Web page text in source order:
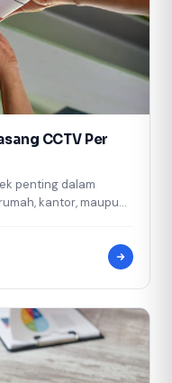
CCTV Per
penting dalam
kantor, maupun